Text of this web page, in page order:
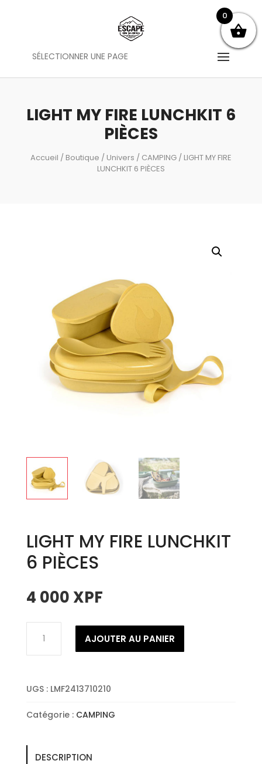
SÉLECTIONNER UNE PAGE
LIGHT MY FIRE LUNCHKIT 6
PIÈCES
Accueil / Boutique / Univers / CAMPING/ LIGHT MY FIRE
LUNCHKIT 6 PIÈCES
LIGHT MY FIRE LUNCHKIT
6 PIÈCES
4 000 XPF
LIGHT
LUNCHKIT
PIÈCES
AJOUTER AU PANIER
UGS : LMF2413710210
Catégorie : CAMPING
DESCRIPTION
0